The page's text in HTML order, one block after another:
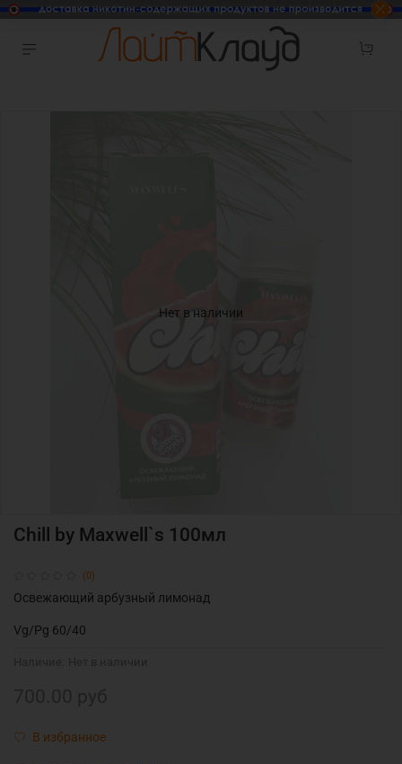
Нет в наличии
(0)
Chill by Maxwell`s 100мл
В избранное
Освежающий арбузный лимонад
Vg/Pg 60/40